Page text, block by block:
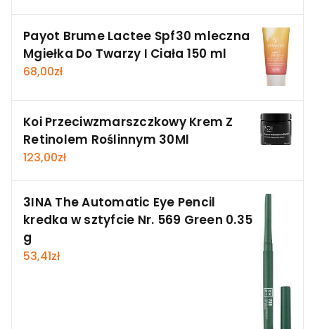
Payot Brume Lactee Spf30 mleczna
Mgiełka Do Twarzy I Ciała 150 ml
68,00zł
Koi Przeciwzmarszczkowy Krem Z
Retinolem Roślinnym 30Ml
123,00zł
3INA The Automatic Eye Pencil
kredka w sztyfcie Nr. 569 Green 0.35
g
53,41zł